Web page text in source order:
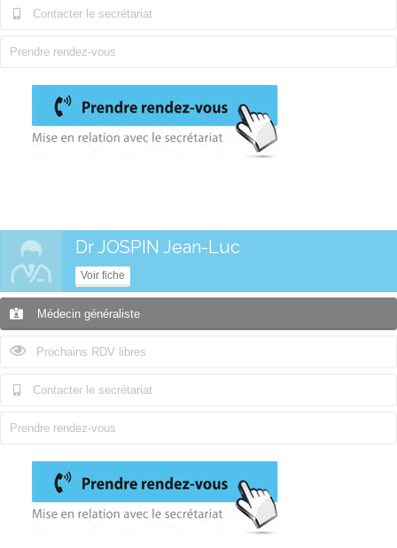
Contacter le secrétariat
Prendre rendez-vous
Dr JOSPIN Jean-Luc
Voir fiche
Médecin généraliste
Prochains RDV libres
Contacter le secrétariat
Prendre rendez-vous